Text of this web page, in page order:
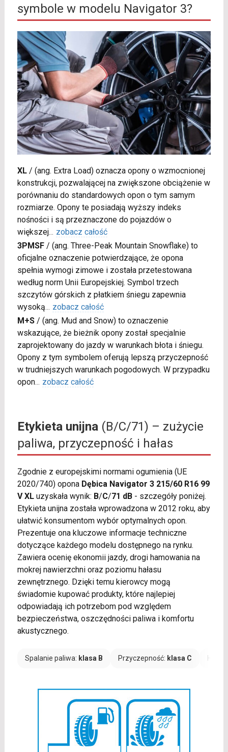
symbole w modelu Navigator 3?
XL/ (ang. Extra Load) oznacza opony o wzmocnionej
konstrukcji, pozwalającej na zwiększone obciążenie w
porównaniu do standardowych opon o tym samym
rozmiarze. Opony te posiadają wyższy indeks
nośności i są przeznaczone do pojazdów o
większej... zobacz całość
3PMSF/ (ang. Three-Peak Mountain Snowflake) to
oficjalne oznaczenie potwierdzające, że opona
spełnia wymogi zimowe i została przetestowana
według norm Unii Europejskiej. Symbol trzech
szczytów górskich z płatkiem śniegu zapewnia
wysoką... zobacz całość
M+S/ (ang. Mud and Snow) to oznaczenie
wskazujące, że bieżnik opony został specjalnie
zaprojektowany do jazdy w warunkach błota i śniegu.
Opony z tym symbolem oferują lepszą przyczepność
w trudniejszych warunkach pogodowych. W przypadku
opon... zobacz całość
Etykieta unijna(B/C/71) – zużycie
paliwa, przyczepność i hałas
Zgodnie z europejskimi normami ogumienia (UE
2020/740) opona Dębica Navigator 3 215/60 R16 99
V XLuzyskała wynik: B/C/71 dB- szczegóły poniżej.
Etykieta unijna została wprowadzona w 2012 roku, aby
ułatwić konsumentom wybór optymalnych opon.
Prezentuje ona kluczowe informacje techniczne
dotyczące każdego modelu dostępnego na rynku.
Zawiera ocenię ekonomii jazdy, drogi hamowania na
mokrej nawierzchni oraz poziomu hałasu
zewnętrznego. Dzięki temu kierowcy mogą
świadomie kupować produkty, które najlepiej
odpowiadają ich potrzebom pod względem
bezpieczeństwa, oszczędności paliwa i komfortu
akustycznego.
Spalanie paliwa: klasa B Przyczepność: klasa C